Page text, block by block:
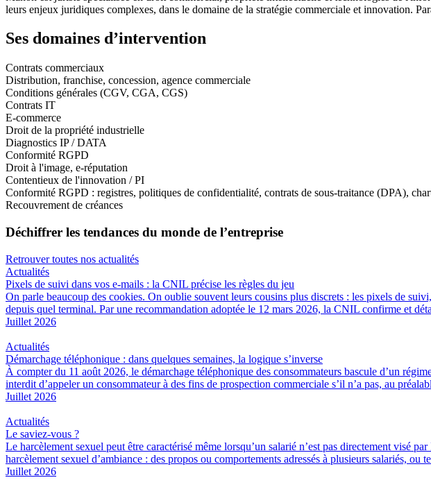
leurs enjeux juridiques complexes, dans le domaine de la stratégie commerciale et innovation.
Ses domaines d’intervention
Contrats commerciaux
Distribution, franchise, concession, agence commerciale
Conditions générales (CGV, CGA, CGS)
Contrats IT
E-commerce
Droit de la propriété industrielle
Diagnostics IP / DATA
Conformité RGPD
Droit à l'image, e-réputation
Contentieux de l'innovation / PI
Conformité RGPD : registres, politiques de confidentialité, contrats de sous-traitance (DPA),
Recouvrement de créances
Déchiffrer les tendances du monde de l’entreprise
Retrouver toutes nos actualités
Actualités
Pixels de suivi dans vos e-mails : la CNIL précise les règles du jeu
On parle beaucoup des cookies. On oublie souvent leurs cousins plus discrets : les pixels de
depuis quel terminal. Par une recommandation adoptée le 12 mars 2026, la CNIL confirme et
Juillet 2026
Actualités
Démarchage téléphonique : dans quelques semaines, la logique s’inverse
À compter du 11 août 2026, le démarchage téléphonique des consommateurs bascule d’un
interdit d’appeler un consommateur à des fins de prospection commerciale s’il n’a pas, au
Juillet 2026
Actualités
Le saviez-vous ?
Le harcèlement sexuel peut être caractérisé même lorsqu’un salarié n’est pas directement visé
harcèlement sexuel d’ambiance : des propos ou comportements adressés à plusieurs salariés,
Juillet 2026